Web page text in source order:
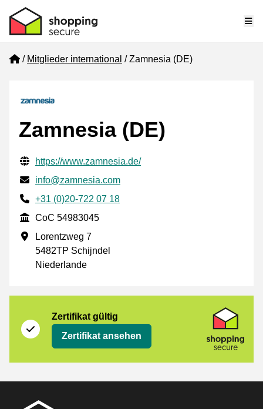
Home
Mitglieder international Zamnesia (DE)
Zamnesia (DE)
Geprüfte Kontaktinformationen
Website URL
https://www.zamnesia.de/
E-mail
info@zamnesia.com
Phone number
+31 (0)20-722 07 18
CoC
CoC 54983045
Geschäftsadresse
Lorentzweg 7
5482TP Schijndel
Niederlande
Zertifikat gültig
Zertifikat ansehen